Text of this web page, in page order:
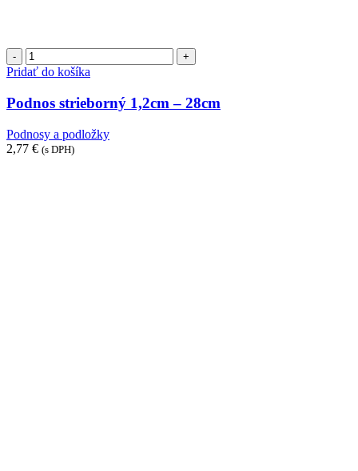
množstvo
Podnos
1,2cm
-
28cm
Pridať do košíka
Podnos strieborný 1,2cm – 28cm
Podnosy a podložky
2,77 € (s DPH)